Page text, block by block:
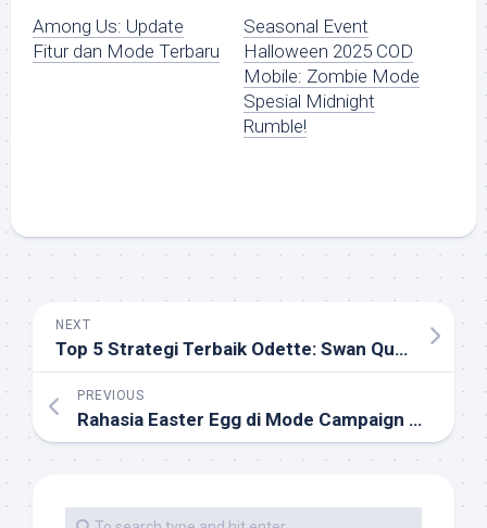
Among Us: Update
Fitur dan Mode Terbaru
Seasonal Event
Halloween 2025 COD
Mobile: Zombie Mode
Spesial Midnight
Rumble!
NEXT
Top 5 Strategi Terbaik Odette: Swan Queen yang Kuasai Midlane di Mobile Legends 2025
PREVIOUS
Rahasia Easter Egg di Mode Campaign Delta Force 2025: Temuan Unik